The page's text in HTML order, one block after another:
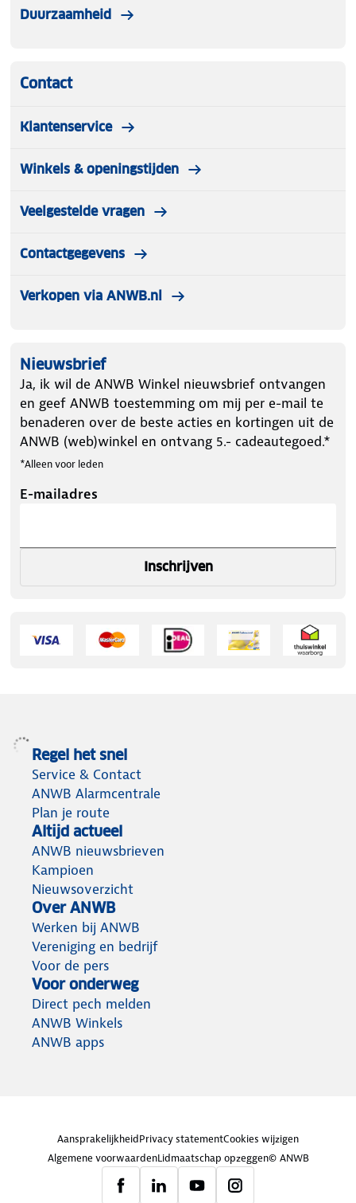
Duurzaamheid
Contact
Klantenservice
Winkels & openingstijden
Veelgestelde vragen
Contactgegevens
Verkopen via ANWB.nl
Nieuwsbrief
Ja, ik wil de ANWB Winkel nieuwsbrief ontvangen
en geef ANWB toestemming om mij per e-mail te
benaderen over de beste acties en kortingen uit de
ANWB (web)winkel en ontvang 5.- cadeautegoed.*
*Alleen voor leden
E-mailadres
Inschrijven
Regel het snel
Service & Contact
ANWB Alarmcentrale
Plan je route
Altijd actueel
ANWB nieuwsbrieven
Kampioen
Nieuwsoverzicht
Over ANWB
Werken bij ANWB
Vereniging en bedrijf
Voor de pers
Voor onderweg
Direct pech melden
ANWB Winkels
ANWB apps
AansprakelijkheidPrivacy statementCookies wijzigen
Algemene voorwaardenLidmaatschap opzeggen© ANWB